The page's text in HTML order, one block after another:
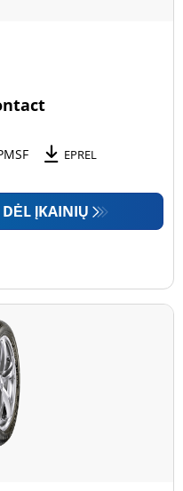
EPREL
ĮKAINIŲ